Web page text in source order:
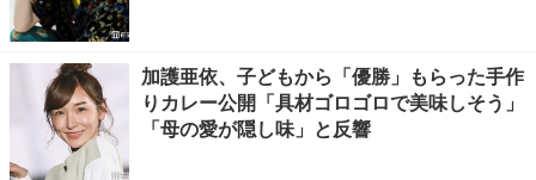
加護亜依、子どもから「優勝」もらった手作
りカレー公開「具材ゴロゴロで美味しそう」
「母の愛が隠し味」と反響